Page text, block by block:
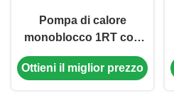
Pompa di calore
monoblocco 1RT con
alimentazione 220
V/50 Hz e design
Ottieni il miglior prezzo